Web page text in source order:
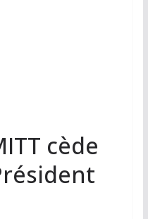
cède